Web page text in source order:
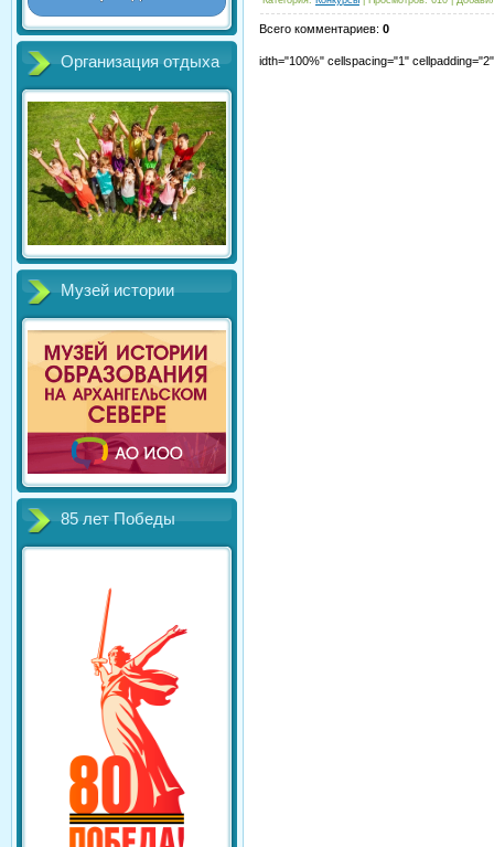
Организация отдыха
Музей истории
85 лет Победы
Всего комментариев: 0
idth="100%" cellspacing="1"